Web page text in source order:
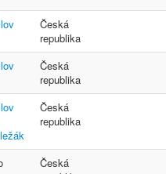
Česká
republika
Česká
republika
Česká
republika
Česká